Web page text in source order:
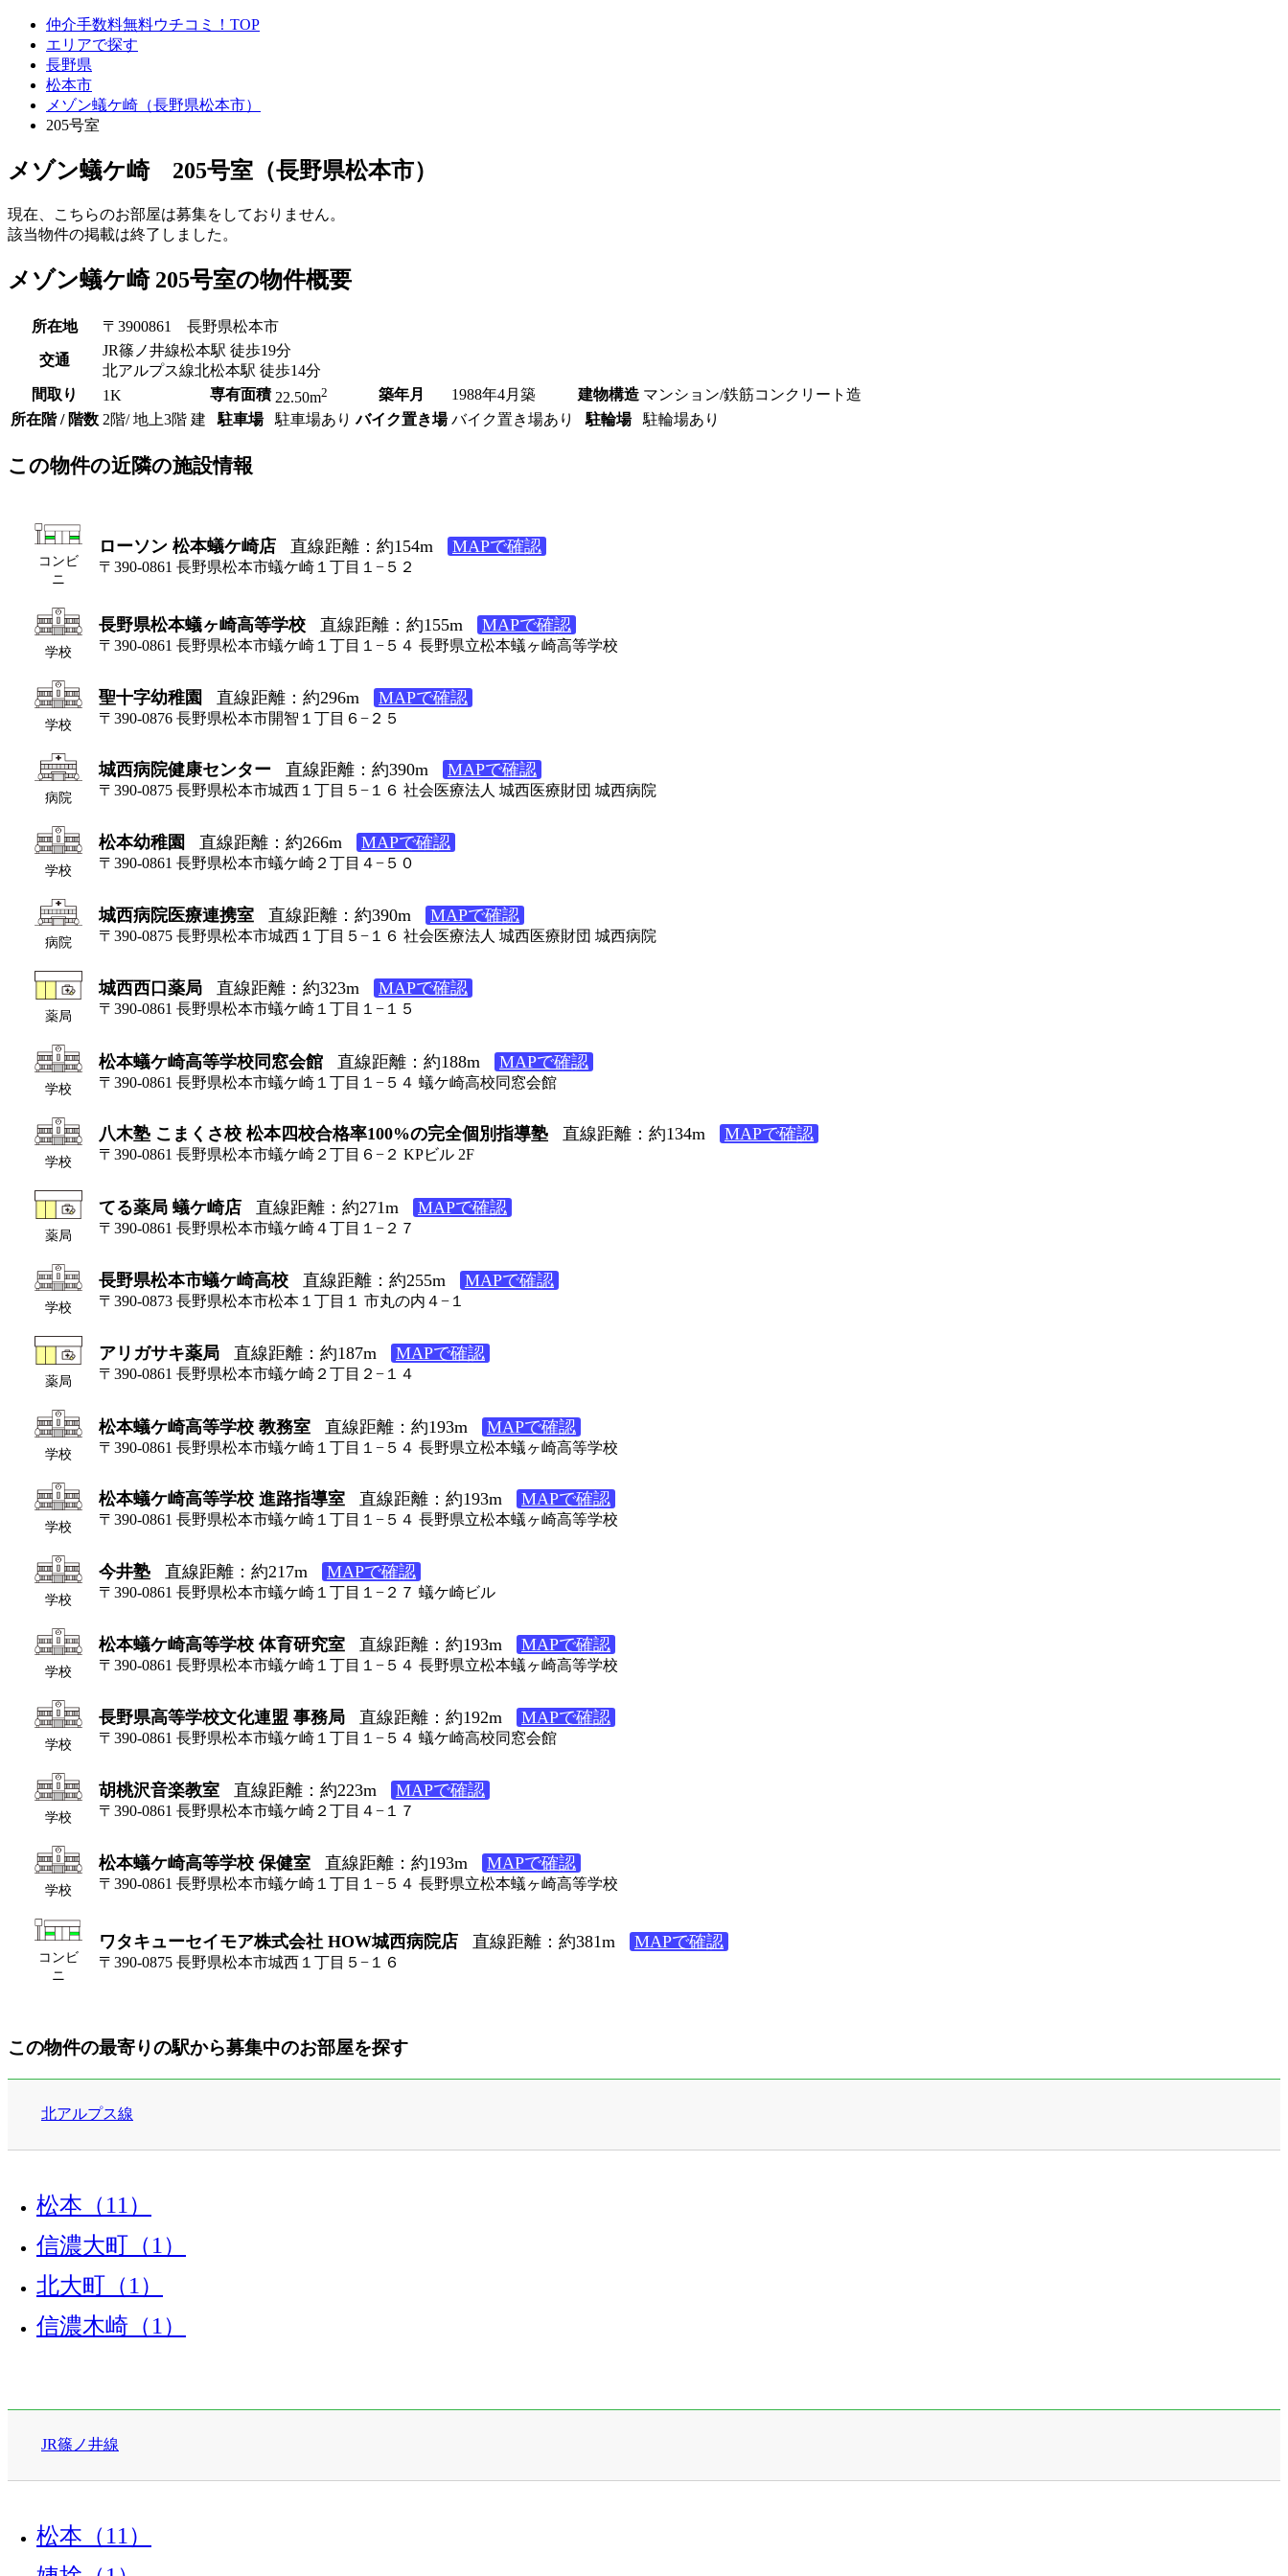
仲介手数料無料ウチコミ！TOP
エリアで探す
長野県
松本市
メゾン蟻ケ崎（長野県松本市）
205号室
メゾン蟻ケ崎 205号室（長野県松本市）
現在、こちらのお部屋は募集をしておりません。
該当物件の掲載は終了しました。
メゾン蟻ケ崎 205号室の物件概要
所在地 〒3900861 長野県松本市
交通
JR篠ノ井線松本駅 徒歩19分
北アルプス線北松本駅 徒歩14分
間取り
1K 専有面積 22.50m2 築年月 1988年4月築 建物構造 マンション/鉄筋コンクリート造
所在階 / 階数 2階/ 地上3階 建 駐車場 駐車場あり バイク置き場 バイク置き場あり 駐輪場 駐輪場あり
この物件の近隣の施設情報
コンビ
ニ
ローソン 松本蟻ケ崎店 直線距離：約154m MAPで確認
〒390-0861 長野県松本市蟻ケ崎１丁目１−５２
学校
長野県松本蟻ヶ崎高等学校 直線距離：約155m MAPで確認
〒390-0861 長野県松本市蟻ケ崎１丁目１−５４ 長野県立松本蟻ヶ崎高等学校
学校
聖十字幼稚園 直線距離：約296m MAPで確認
〒390-0876 長野県松本市開智１丁目６−２５
病院
城西病院健康センター 直線距離：約390m MAPで確認
〒390-0875 長野県松本市城西１丁目５−１６ 社会医療法人 城西医療財団 城西病院
学校
松本幼稚園 直線距離：約266m MAPで確認
〒390-0861 長野県松本市蟻ケ崎２丁目４−５０
病院
城西病院医療連携室 直線距離：約390m MAPで確認
〒390-0875 長野県松本市城西１丁目５−１６ 社会医療法人 城西医療財団 城西病院
薬局
城西西口薬局 直線距離：約323m MAPで確認
〒390-0861 長野県松本市蟻ケ崎１丁目１−１５
学校
松本蟻ケ崎高等学校同窓会館 直線距離：約188m MAPで確認
〒390-0861 長野県松本市蟻ケ崎１丁目１−５４ 蟻ケ崎高校同窓会館
学校
八木塾 こまくさ校 松本四校合格率100%の完全個別指導塾 直線距離：約134m MAPで確認
〒390-0861 長野県松本市蟻ケ崎２丁目６−２ KPビル 2F
薬局
てる薬局 蟻ケ崎店 直線距離：約271m MAPで確認
〒390-0861 長野県松本市蟻ケ崎４丁目１−２７
学校
長野県松本市蟻ケ崎高校 直線距離：約255m MAPで確認
〒390-0873 長野県松本市松本１丁目１ 市丸の内４−１
薬局
アリガサキ薬局 直線距離：約187m MAPで確認
〒390-0861 長野県松本市蟻ケ崎２丁目２−１４
学校
松本蟻ケ崎高等学校 教務室 直線距離：約193m MAPで確認
〒390-0861 長野県松本市蟻ケ崎１丁目１−５４ 長野県立松本蟻ヶ崎高等学校
学校
松本蟻ケ崎高等学校 進路指導室 直線距離：約193m MAPで確認
〒390-0861 長野県松本市蟻ケ崎１丁目１−５４ 長野県立松本蟻ヶ崎高等学校
学校
今井塾 直線距離：約217m MAPで確認
〒390-0861 長野県松本市蟻ケ崎１丁目１−２７ 蟻ケ崎ビル
学校
松本蟻ケ崎高等学校 体育研究室 直線距離：約193m MAPで確認
〒390-0861 長野県松本市蟻ケ崎１丁目１−５４ 長野県立松本蟻ヶ崎高等学校
学校
長野県高等学校文化連盟 事務局 直線距離：約192m MAPで確認
〒390-0861 長野県松本市蟻ケ崎１丁目１−５４ 蟻ケ崎高校同窓会館
学校
胡桃沢音楽教室 直線距離：約223m MAPで確認
〒390-0861 長野県松本市蟻ケ崎２丁目４−１７
学校
松本蟻ケ崎高等学校 保健室 直線距離：約193m MAPで確認
〒390-0861 長野県松本市蟻ケ崎１丁目１−５４ 長野県立松本蟻ヶ崎高等学校
コンビ
ニ
ワタキューセイモア株式会社 HOW城西病院店 直線距離：約381m MAPで確認
〒390-0875 長野県松本市城西１丁目５−１６
この物件の最寄りの駅から募集中のお部屋を探す
北アルプス線
松本（11）
信濃大町（1）
北大町（1）
信濃木崎（1）
JR篠ノ井線
松本（11）